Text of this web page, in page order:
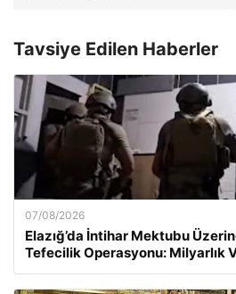
Tavsiye Edilen Haberler
07/08/2026
Elazığ’da İntihar Mektubu
Tefecilik Operasyonu: Milyarlık